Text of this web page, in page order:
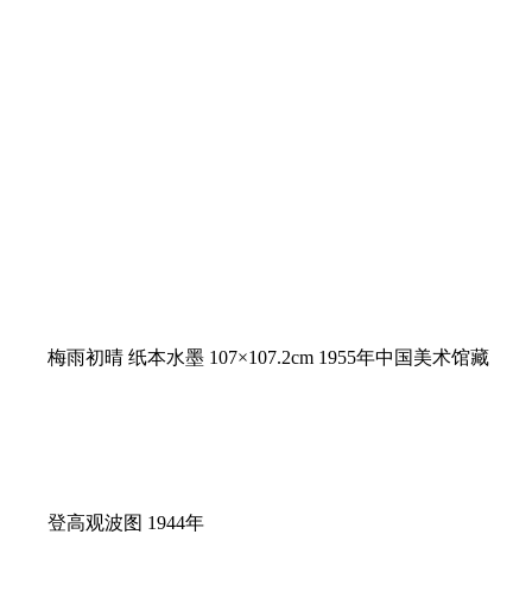
梅雨初晴 纸本水墨 107×107.2cm 1955年中国美术馆藏
登高观波图 1944年